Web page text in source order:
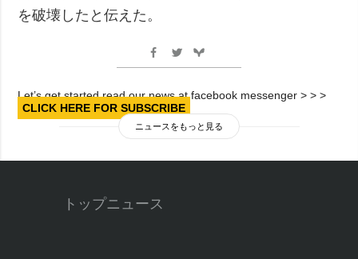
を破壊したと伝えた。
Let’s get started read our news at facebook messenger > > >
CLICK HERE FOR SUBSCRIBE
ニュースをもっと見る
トップニュース